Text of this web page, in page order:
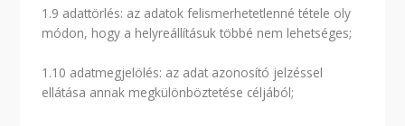
1.9 adattörlés: az adatok felismerhetetlenné tétele oly
módon, hogy a helyreállításuk többé nem lehetséges;
1.10 adatmegjelölés: az adat azonosító jelzéssel
ellátása annak megkülönböztetése céljából;